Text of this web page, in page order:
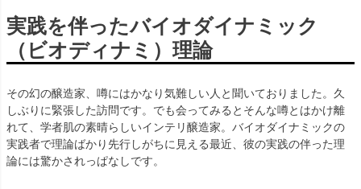
実践を伴ったバイオダイナミック
（ビオディナミ）理論
その幻の醸造家、噂にはかなり気難しい人と聞いておりました。久
しぶりに緊張した訪問です。でも会ってみるとそんな噂とはかけ離
れて、学者肌の素晴らしいインテリ醸造家。バイオダイナミックの
実践者で理論ばかり先行しがちに見える最近、彼の実践の伴った理
論には驚かされっぱなしです。